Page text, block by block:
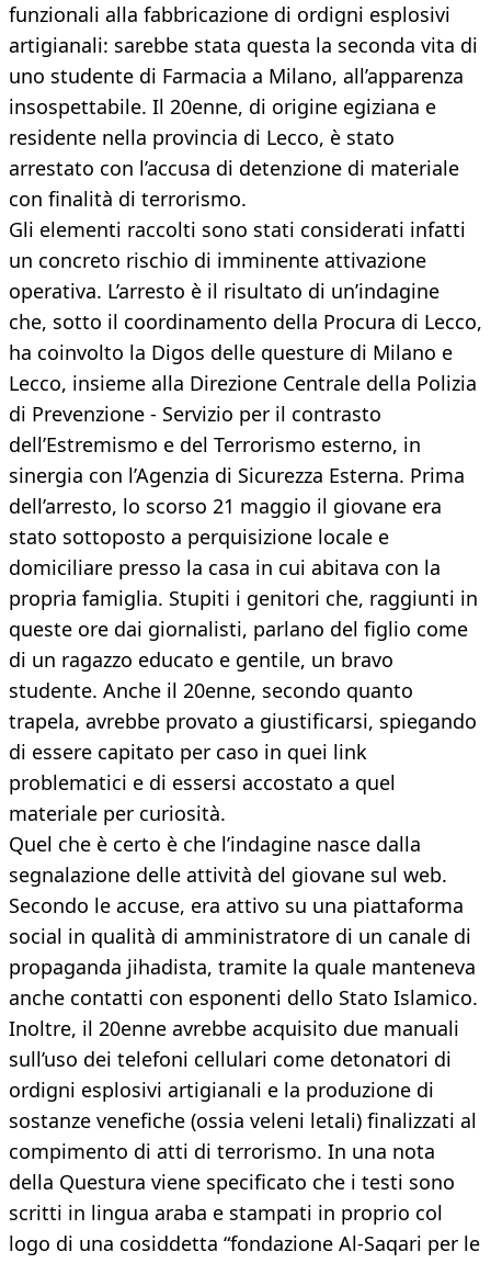
funzionali alla fabbricazione di ordigni esplosivi
artigianali: sarebbe stata questa la seconda vita di
uno studente di Farmacia a Milano, all’apparenza
insospettabile. Il 20enne, di origine egiziana e
residente nella provincia di Lecco, è stato
arrestato con l’accusa di detenzione di materiale
con finalità di terrorismo.
Gli elementi raccolti sono stati considerati infatti
un concreto rischio di imminente attivazione
operativa. L’arresto è il risultato di un’indagine
che, sotto il coordinamento della Procura di Lecco,
ha coinvolto la Digos delle questure di Milano e
Lecco, insieme alla Direzione Centrale della Polizia
di Prevenzione - Servizio per il contrasto
dell’Estremismo e del Terrorismo esterno, in
sinergia con l’Agenzia di Sicurezza Esterna. Prima
dell’arresto, lo scorso 21 maggio il giovane era
stato sottoposto a perquisizione locale e
domiciliare presso la casa in cui abitava con la
propria famiglia. Stupiti i genitori che, raggiunti in
queste ore dai giornalisti, parlano del figlio come
di un ragazzo educato e gentile, un bravo
studente. Anche il 20enne, secondo quanto
trapela, avrebbe provato a giustificarsi, spiegando
di essere capitato per caso in quei link
problematici e di essersi accostato a quel
materiale per curiosità.
Quel che è certo è che l’indagine nasce dalla
segnalazione delle attività del giovane sul web.
Secondo le accuse, era attivo su una piattaforma
social in qualità di amministratore di un canale di
propaganda jihadista, tramite la quale manteneva
anche contatti con esponenti dello Stato Islamico.
Inoltre, il 20enne avrebbe acquisito due manuali
sull’uso dei telefoni cellulari come detonatori di
ordigni esplosivi artigianali e la produzione di
sostanze venefiche (ossia veleni letali) finalizzati al
compimento di atti di terrorismo. In una nota
della Questura viene specificato che i testi sono
scritti in lingua araba e stampati in proprio col
logo di una cosiddetta “fondazione Al-Saqari per le